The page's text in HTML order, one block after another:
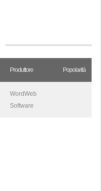
Produttore Popolarità
WordWeb
Software